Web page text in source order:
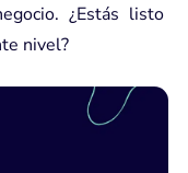
¿Estás listo
nivel?